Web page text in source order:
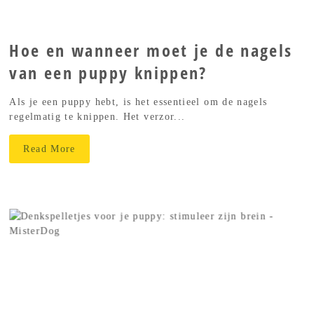
Hoe en wanneer moet je de nagels
van een puppy knippen?
Als je een puppy hebt, is het essentieel om de nagels
regelmatig te knippen. Het verzor...
Read More